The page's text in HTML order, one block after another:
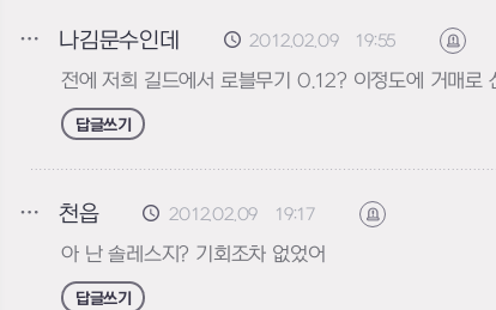
나김문수인데 2012.02.09 19:55 신고
전에 저희 길드에서 로블무기 0.12? 이정도에 거매로
답글쓰기
천읍 2012.02.09 19:17 신고하기
아 난 솔레스지? 기회조차 없었어
답글쓰기